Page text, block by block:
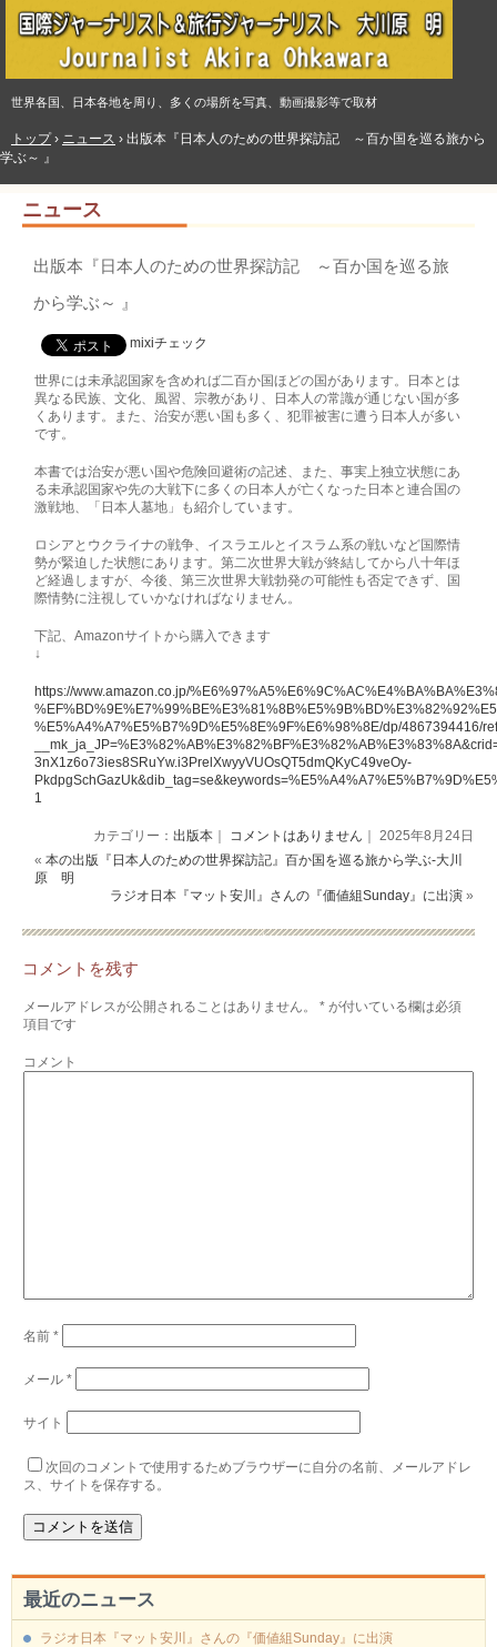
世界各国、日本各地を周り、多くの場所を写真、動画撮影等で取材
トップ› ニュース › 出版本『日本人のための世界探訪記 ～百か国を巡る旅から
学ぶ～ 』
ニュース
出版本『日本人のための世界探訪記 ～百か国を巡る旅
から学ぶ～ 』
mixiチェック
世界には未承認国家を含めれば二百か国ほどの国があります。日本とは
異なる民族、文化、風習、宗教があり、日本人の常識が通じない国が多
くあります。また、治安が悪い国も多く、犯罪被害に遭う日本人が多い
です。
本書では治安が悪い国や危険回避術の記述、また、事実上独立状態にあ
る未承認国家や先の大戦下に多くの日本人が亡くなった日本と連合国の
激戦地、「日本人墓地」も紹介しています。
ロシアとウクライナの戦争、イスラエルとイスラム系の戦いなど国際情
勢が緊迫した状態にあります。第二次世界大戦が終結してから八十年ほ
ど経過しますが、今後、第三次世界大戦勃発の可能性も否定できず、国
際情勢に注視していかなければなりません。
下記、Amazonサイトから購入できます
↓
https://www.amazon.co.jp/
%E5%A4%A7%E5%B7%9D%E5%8E%9F%E6%98%8E/dp/4867394416/
3nX1z6o73ies8SRuYw.i3PrelXwyyVUOsQT5dmQKyC49veOy-
1
カテゴリー： 出版本｜ コメントはありません ｜ 2025年8月24日
«本の出版『日本人のための世界探訪記』百か国を巡る旅から学ぶ‐大川
原 明
ラジオ日本『マット安川』さんの『価値組Sunday』に出演»
コメントを残す
メールアドレスが公開されることはありません。 * が付いている欄は必須
項目です
コメント
名前*
メール*
サイト
次回のコメントで使用するためブラウザーに自分の名前、メールアドレ
ス、サイトを保存する。
最近のニュース
ラジオ日本『マット安川』さんの『価値組Sunday』に出演